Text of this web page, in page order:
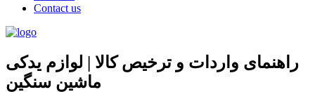
Contact us
راهنمای واردات و ترخیص کالا | لوازم یدکی
ماشین‌ سنگین